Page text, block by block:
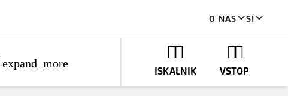
O NAS SI
expand_more
ISKALNIK VSTOP